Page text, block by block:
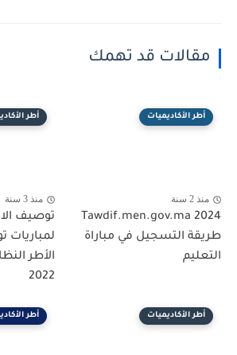
مقالات قد تهمك
أطر الأكاديميات
منذ 2 سنة
Tawdif.men.gov.ma 2024
طريقة التسجيل في مباراة
التعليم
أطر
منذ 3 سنة
توصيف
لمباريات
الأطر
2022
أطر الأكاديميات أطر